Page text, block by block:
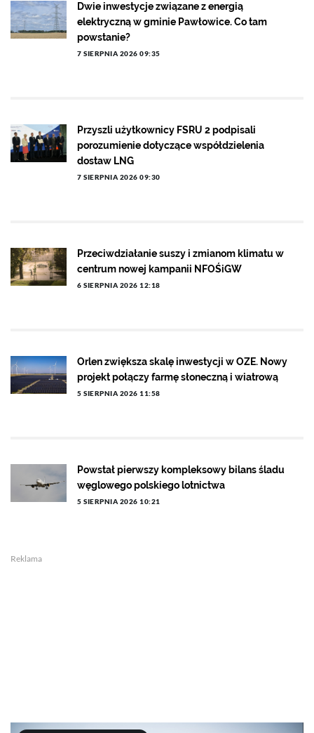
Dwie inwestycje związane z energią
elektryczną w gminie Pawłowice. Co tam
powstanie?
7 SIERPNIA 2026 09:35
Przyszli użytkownicy FSRU 2 podpisali
porozumienie dotyczące współdzielenia
dostaw LNG
7 SIERPNIA 2026 09:30
Przeciwdziałanie suszy i zmianom klimatu w
centrum nowej kampanii NFOŚiGW
6 SIERPNIA 2026 12:18
Orlen zwiększa skalę inwestycji w OZE. Nowy
projekt połączy farmę słoneczną i wiatrową
5 SIERPNIA 2026 11:58
Powstał pierwszy kompleksowy bilans śladu
węglowego polskiego lotnictwa
5 SIERPNIA 2026 10:21
Reklama